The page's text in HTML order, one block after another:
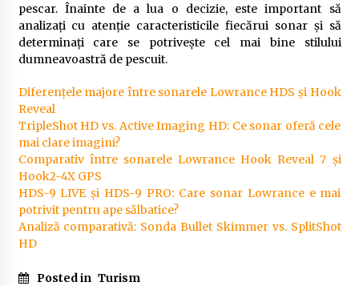
pescar. Înainte de a lua o decizie, este important să
analizați cu atenție caracteristicile fiecărui sonar și să
determinați care se potrivește cel mai bine stilului
dumneavoastră de pescuit.
Diferențele majore între sonarele Lowrance HDS și Hook
Reveal
TripleShot HD vs. Active Imaging HD: Ce sonar oferă cele
mai clare imagini?
Comparativ între sonarele Lowrance Hook Reveal 7 și
Hook2-4X GPS
HDS-9 LIVE și HDS-9 PRO: Care sonar Lowrance e mai
potrivit pentru ape sălbatice?
Analiză comparativă: Sonda Bullet Skimmer vs. SplitShot
HD
Posted in Turism